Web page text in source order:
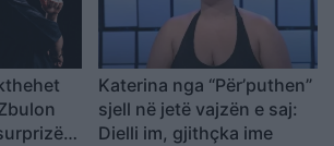
Katerina nga “Për’puthen”
sjell në jetë vajzën e saj:
Dielli im, gjithçka ime